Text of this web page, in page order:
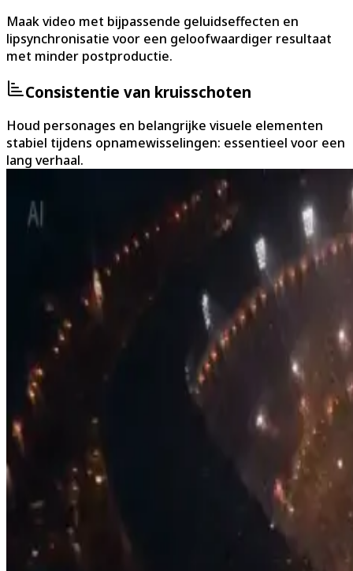
Maak video met bijpassende geluidseffecten en
lipsynchronisatie voor een geloofwaardiger resultaat
met minder postproductie.
Consistentie van kruisschoten
Houd personages en belangrijke visuele elementen
stabiel tijdens opnamewisselingen: essentieel voor een
lang verhaal.